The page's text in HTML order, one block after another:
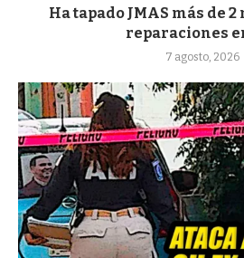
Ha tapado JMAS más de
reparaciones
7 agosto, 2026